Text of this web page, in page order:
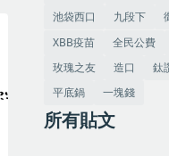
池袋西口
九段下
XBB疫苗
全民公費
玫瑰之友
造口 鈦
平底鍋
一塊錢
所有貼文